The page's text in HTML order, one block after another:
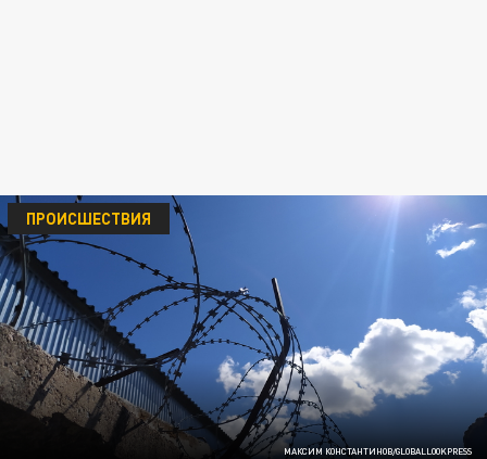
МАКСИМ КОНСТАНТИНОВ/GLOBALLOOKPRESS
ПРОИСШЕСТВИЯ